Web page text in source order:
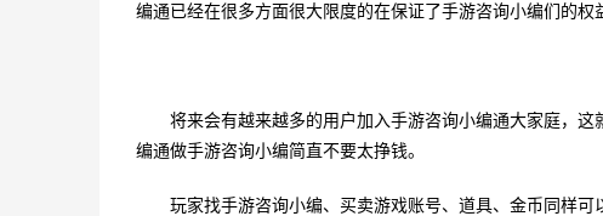
编通已经在很多方面很大限度的在保证了手游咨询小编们的权
将来会有越来越多的用户加入手游咨询小编通大家庭，
编通做手游咨询小编简直不要太挣钱。
玩家找手游咨询小编、买卖游戏账号、道具、金币同样